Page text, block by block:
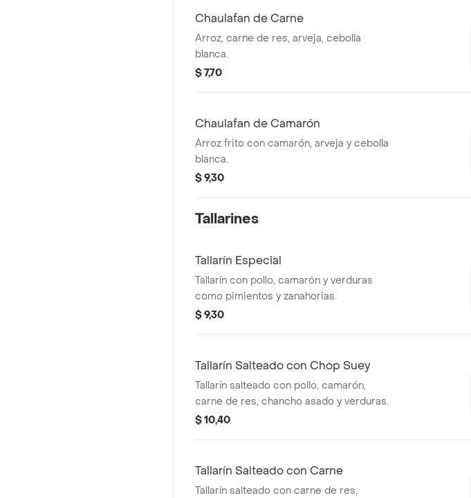
Chaulafan de Carne
Arroz, carne de res, arveja, cebolla
blanca.
$ 7,70
Chaulafan de Camarón
Arroz frito con camarón, arveja y cebolla
blanca.
$ 9,30
Tallarines
Tallarín Especial
Tallarín con pollo, camarón y verduras
como pimientos y zanahorias.
$ 9,30
Tallarín Salteado con Chop Suey
Tallarín salteado con pollo, camarón,
carne de res, chancho asado y verduras.
$ 10,40
Tallarín Salteado con Carne
Tallarín salteado con carne de res,